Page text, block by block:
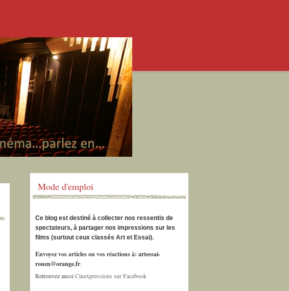
Mode d'emploi
Ce blog est destiné à collecter nos ressentis de
spectateurs, à partager nos impressions sur les
films (surtout ceux classés Art et Essai).
Envoyez vos articles ou vos réactions à: artessai-
rouen@orange.fr.
Retrouvez aussiCinexpressions sur Facebook